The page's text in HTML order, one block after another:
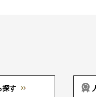
探す